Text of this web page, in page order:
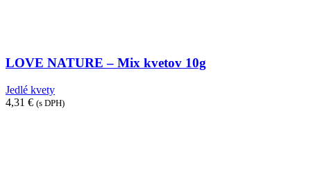
LOVE NATURE – Mix kvetov 10g
Jedlé kvety
4,31 € (s DPH)